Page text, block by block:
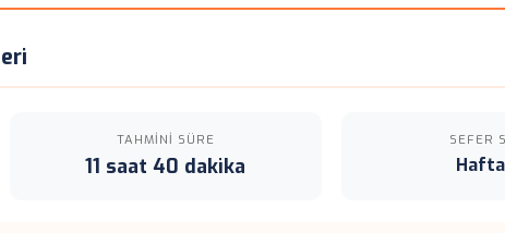
TAHMINI SÜRE
11 saat 40 dakika
SEFER